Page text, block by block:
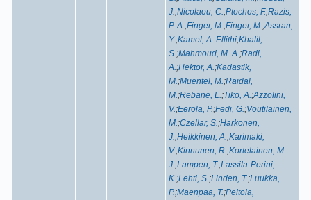
J.;Nicolaou, C.;Ptochos, F.;Razis,
P. A.;Finger, M.;Finger, M.;Assran,
Y.;Kamel, A. Ellithi;Khalil,
S.;Mahmoud, M. A.;Radi,
A.;Hektor, A.;Kadastik,
M.;Muentel, M.;Raidal,
M.;Rebane, L.;Tiko, A.;Azzolini,
V.;Eerola, P.;Fedi, G.;Voutilainen,
M.;Czellar, S.;Harkonen,
J.;Heikkinen, A.;Karimaki,
V.;Kinnunen, R.;Kortelainen, M.
J.;Lampen, T.;Lassila-Perini,
K.;Lehti, S.;Linden, T.;Luukka,
P.;Maenpaa, T.;Peltola,